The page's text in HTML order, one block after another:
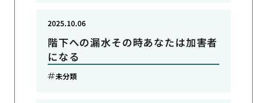
階下への漏水その時あなたは加害者
になる
2025.10.06
未分類